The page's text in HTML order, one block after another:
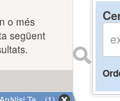
o més
següent